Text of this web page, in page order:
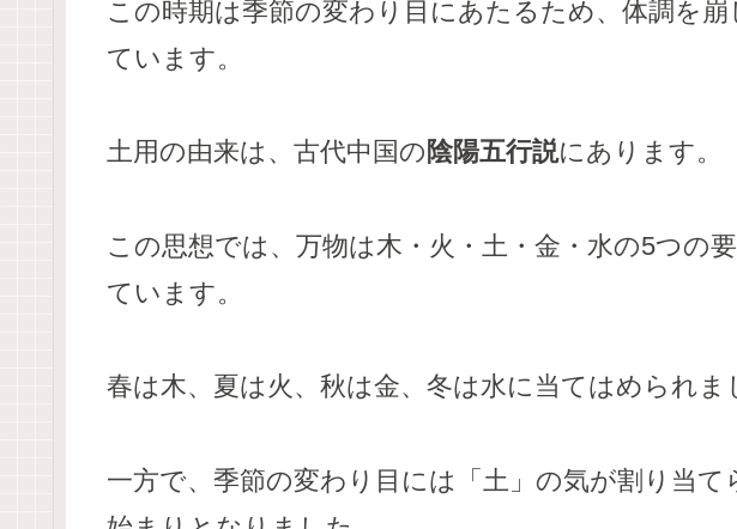
この時期は季節の変わり目にあたるため、体調を
ています。
土用の由来は、古代中国の 陰陽五行説にあります。
この思想では、万物は木・火・土・金・水の5つの
ています。
春は木、夏は火、秋は金、冬は水に当てはめられま
一方で、季節の変わり目には「土」の気が割り当て